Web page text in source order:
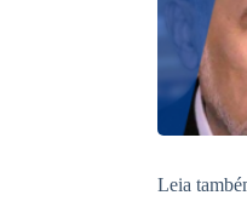
Leia